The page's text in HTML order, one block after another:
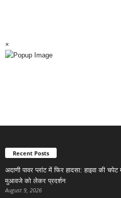
×
Recent Posts
अदाणी पावर प्लांट में फिर हादसा: हाइवा की
मुआवजे को लेकर प्रदर्शन
August 9, 2026